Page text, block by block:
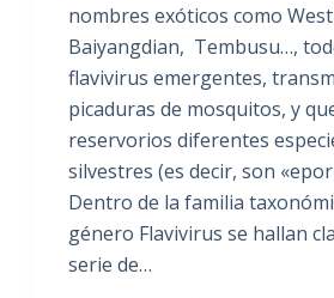
nombres exóticos como
Baiyangdian, Tembusu…,
flavivirus emergentes,
picaduras de mosquitos, y
reservorios diferentes
silvestres (es decir, son
Dentro de la familia
género Flavivirus se hallan
serie de…